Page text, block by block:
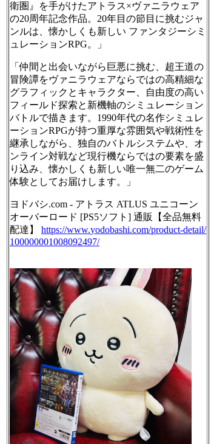
衛圏』を手がけたアトラス×ヴァニラウェア
の20周年記念作品。20年目の節目に挑むジャ
ンルは、懐かしくも新しい ファンタジーシミ
ュレーションRPG。」
「仲間と出会いながら巨悪に挑む、超王道の
冒険譚をヴァニラウェアならではの高精細な
グラフィックとキャラクター、自由度の高い
フィールド探索と新機軸のシミュレーション
バトルで描きます。1990年代の名作シミュレ
ーションRPGが持つ重厚な雰囲気や戦術性を
継承しながら、独自のバトルシステムや、オ
ンライン対戦など現行機ならではの要素を盛
り込み、懐かしくも新しい唯一無二のゲーム
体験としてお届けします。」
ヨドバシ.com - アトラス ATLUS ユニコーン
オーバーロード [PS5ソフト] 通販【全品無料
配達】 https://www.yodobashi.com/product-detail/
100000001008092497/